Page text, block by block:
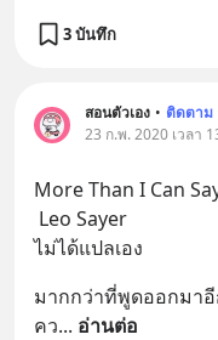
3 บันทึก
สอนตัวเอง • ติดตาม
23 ก.พ. 2020 เวลา
More Than I Can
Leo Sayer
ไม่ได้แปลเอง
มากกว่าที่พูดออกมาอี
คว... อ่านต่อ